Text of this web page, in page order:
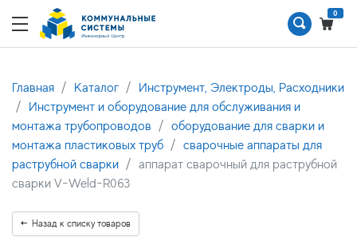
0
Главная Каталог
Инструмент, Электроды, Расходники
Инструмент и оборудование для обслуживания и
монтажа трубопроводов
оборудование для сварки и
монтажа пластиковых труб
сварочные аппараты для
раструбной сварки
аппарат сварочный для раструбной
сварки V-Weld-R063
Назад к списку товаров